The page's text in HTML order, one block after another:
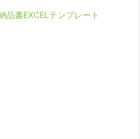
品書EXCELテンプレート